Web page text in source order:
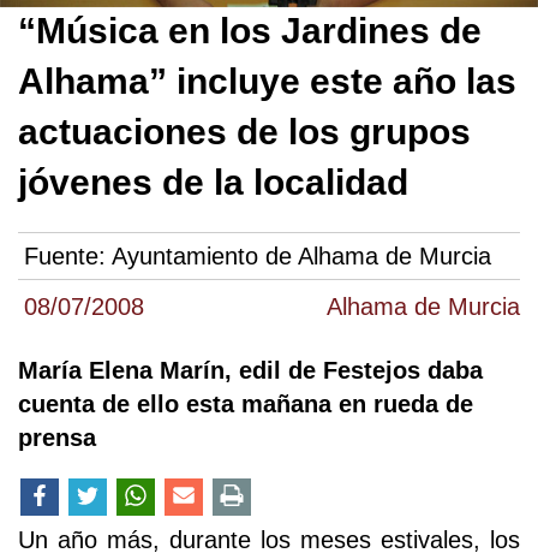
08/07/2008 Alhama de Murcia
“Música en los Jardines de
Alhama” incluye este año las
actuaciones de los grupos
jóvenes de la localidad
Fuente: Ayuntamiento de Alhama de Murcia
María Elena Marín, edil de Festejos daba
cuenta de ello esta mañana en rueda de
prensa
Un año más, durante los meses estivales, los